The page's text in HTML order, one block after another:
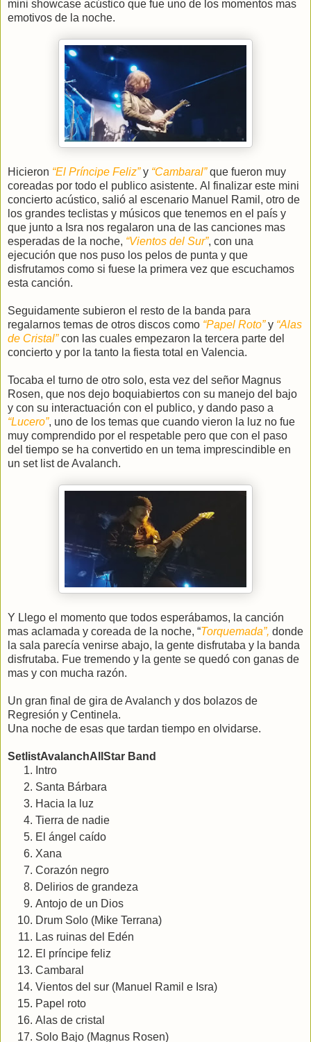
mini showcase acústico que fue uno de los momentos mas
emotivos de la noche.
Hicieron “El Príncipe Feliz”y “Cambaral”que fueron muy
coreadas por todo el publico asistente. Al finalizar este mini
concierto acústico, salió al escenario Manuel Ramil, otro de
los grandes teclistas y músicos que tenemos en el país y
que junto a Isra nos regalaron una de las canciones mas
esperadas de la noche, “Vientos del Sur”, con una
ejecución que nos puso los pelos de punta y que
disfrutamos como si fuese la primera vez que escuchamos
esta canción.
Seguidamente subieron el resto de la banda para
regalarnos temas de otros discos como “Papel Roto”y “Alas
de Cristal”con las cuales empezaron la tercera parte del
concierto y por la tanto la fiesta total en Valencia.
Tocaba el turno de otro solo, esta vez del señor Magnus
Rosen, que nos dejo boquiabiertos con su manejo del bajo
y con su interactuación con el publico, y dando paso a
“Lucero”, uno de los temas que cuando vieron la luz no fue
muy comprendido por el respetable pero que con el paso
del tiempo se ha convertido en un tema imprescindible en
un set list de Avalanch.
Y Llego el momento que todos esperábamos, la canción
mas aclamada y coreada de la noche, “Torquemada”, donde
la sala parecía venirse abajo, la gente disfrutaba y la banda
disfrutaba. Fue tremendo y la gente se quedó con ganas de
mas y con mucha razón.
Un gran final de gira de Avalanch y dos bolazos de
Regresión y Centinela.
Una noche de esas que tardan tiempo en olvidarse.
SetlistAvalanchAllStar Band
Intro
Santa Bárbara
Hacia la luz
Tierra de nadie
El ángel caído
Xana
Corazón negro
Delirios de grandeza
Antojo de un Dios
Drum Solo (Mike Terrana)
Las ruinas del Edén
El príncipe feliz
Cambaral
Vientos del sur (Manuel Ramil e Isra)
Papel roto
Alas de cristal
Solo Bajo (Magnus Rosen)